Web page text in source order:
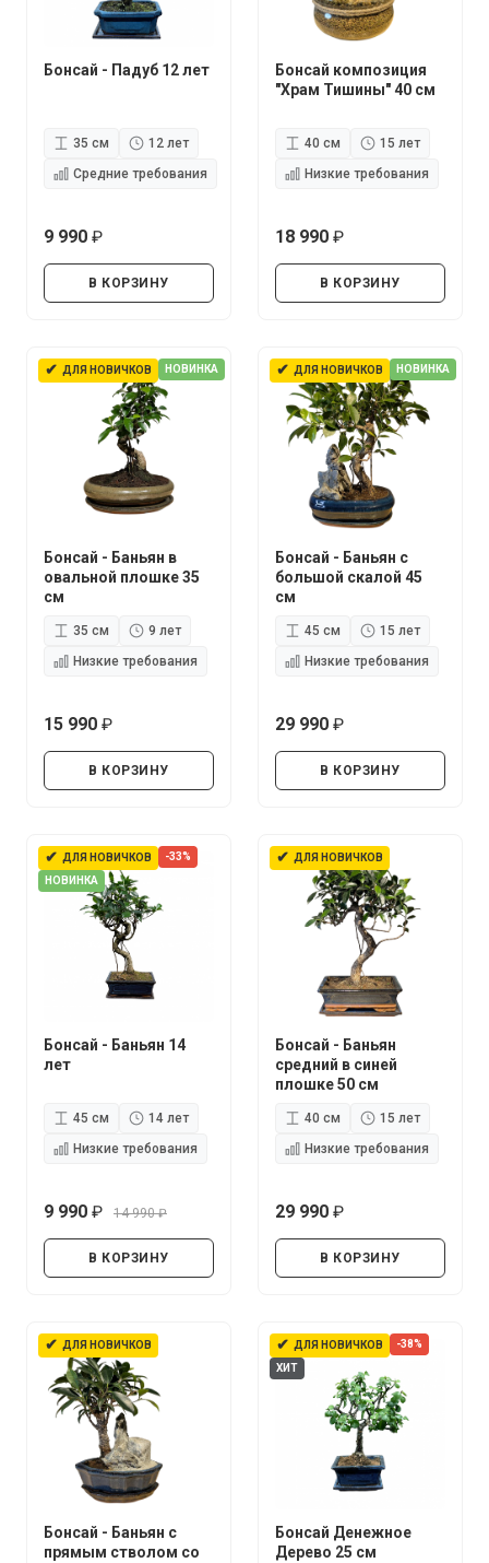
Бонсай - Падуб 12 лет
35 см
12 лет
Средние требования
9 990
В КОРЗИНУ
Бонсай композиция
"Храм Тишины" 40 см
40 см
15 лет
Низкие требования
18 990
В КОРЗИНУ
✔ ДЛЯ НОВИЧКОВ НОВИНКА
Бонсай - Баньян в
овальной плошке 35
см
35 см
9 лет
Низкие требования
15 990
В КОРЗИНУ
✔ ДЛЯ НОВИЧКОВ НОВИНКА
Бонсай - Баньян с
большой скалой 45
см
45 см
15 лет
Низкие требования
29 990
В КОРЗИНУ
✔ ДЛЯ НОВИЧКОВ
-33%
НОВИНКА
Бонсай - Баньян 14
лет
45 см
14 лет
Низкие требования
9 990
14 990
В КОРЗИНУ
✔ ДЛЯ НОВИЧКОВ
Бонсай - Баньян
средний в синей
плошке 50 см
40 см
15 лет
Низкие требования
29 990
В КОРЗИНУ
✔ ДЛЯ НОВИЧКОВ
Бонсай - Баньян с
прямым стволом со
✔ ДЛЯ НОВИЧКОВ
-38%
ХИТ
Бонсай Денежное
Дерево 25 см